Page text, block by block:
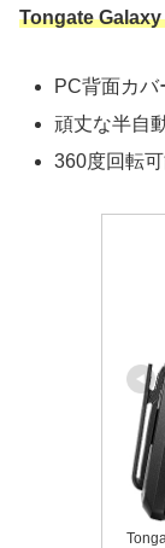
Tongate Galaxy
PC背面カ
頑丈な半自
360度回転